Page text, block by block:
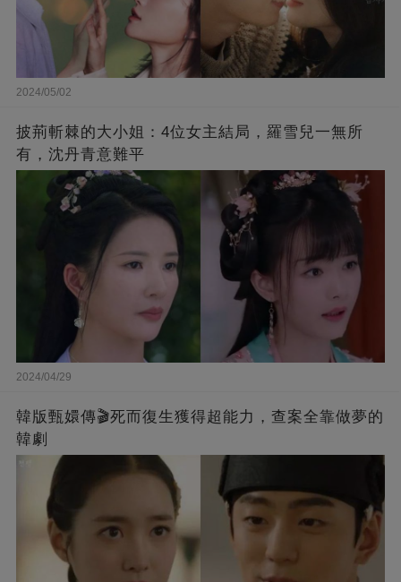
2024/05/02
披荊斬棘的大小姐：4位女主結局，羅雪兒一無所
有，沈丹青意難平
2024/04/29
韓版甄嬛傳🎬死而復生獲得超能力，查案全靠做夢的
韓劇